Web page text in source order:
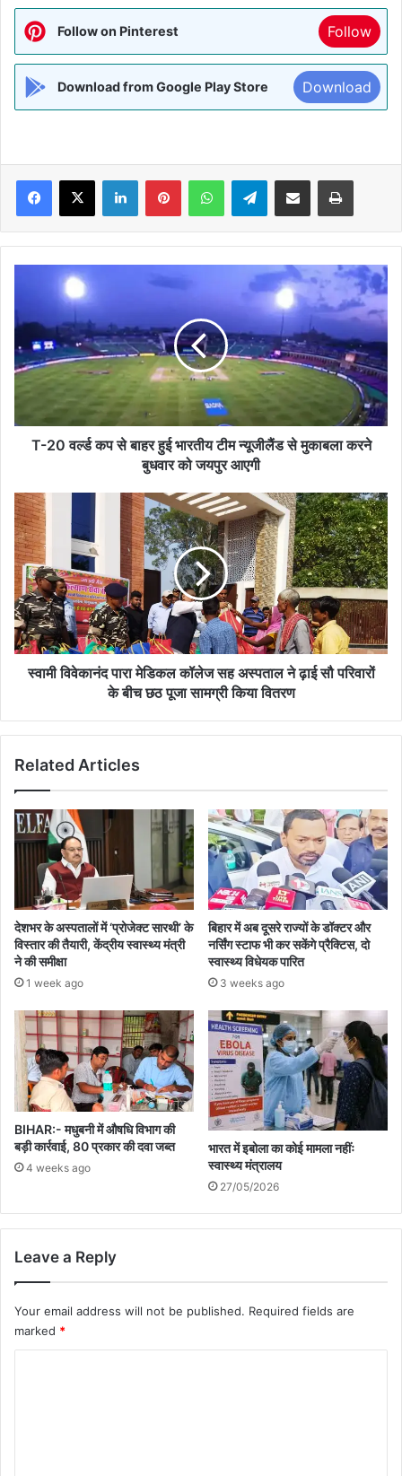
Follow on Pinterest Follow
Download from Google Play Store Download
Facebook
X LinkedInPinterestWhatsAppTelegramShare via Email Print
वर्ल्ड
कप
से
बाहर
हुई
टीम
न्यूजीलैंड
करने
बुधवार
को
जयपुर
आएगी
T-20 वर्ल्ड कप से बाहर हुई भारतीय टीम न्यूजीलैंड से मुकाबला करने
बुधवार को जयपुर आएगी
स्वामी
विवेकानंद
पारा
मेडिकल
कॉलेज
सह
अस्पताल
ने
ढ़ाई
पूजा
वितरण
स्वामी विवेकानंद पारा मेडिकल कॉलेज सह अस्पताल ने ढ़ाई सौ परिवारों
के बीच छठ पूजा सामग्री किया वितरण
Related Articles
देशभर के अस्पतालों में ‘प्रोजेक्ट सारथी’ के
विस्तार की तैयारी, केंद्रीय स्वास्थ्य मंत्री
ने की समीक्षा
1 week ago
बिहार में अब दूसरे राज्यों के डॉक्टर और
नर्सिंग स्टाफ भी कर सकेंगे प्रैक्टिस, दो
स्वास्थ्य विधेयक पारित
3 weeks ago
BIHAR:- मधुबनी में औषधि विभाग की
बड़ी कार्रवाई, 80 प्रकार की दवा जब्त
4 weeks ago
भारत में इबोला का कोई मामला नहींः
स्वास्थ्य मंत्रालय
27/05/2026
Leave a Reply
Your email address will not be published. Required fields are
marked *